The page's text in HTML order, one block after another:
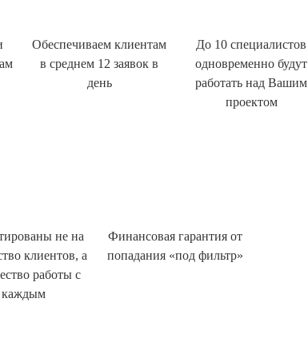
Обеспечиваем клиентам
в среднем 12 заявок в
день
До 10 специалистов
одновременно будут
работать над Вашим
проектом
не на
клиентов, а
работы с
каждым
Финансовая гарантия от
попадания «под фильтр»